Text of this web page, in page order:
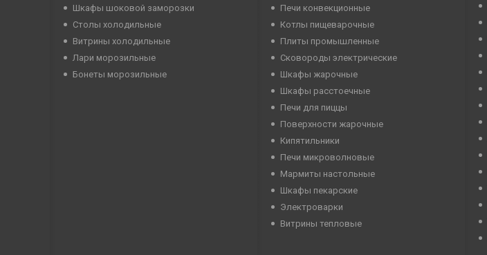
Шкафы шоковой заморозки
Столы холодильные
Витрины холодильные
Лари морозильные
Бонеты морозильные
Печи конвекционные
Котлы пищеварочные
Плиты промышленные
Сковороды электрические
Шкафы жарочные
Шкафы расстоечные
Печи для пиццы
Поверхности жарочные
Кипятильники
Печи микроволновые
Мармиты настольные
Шкафы пекарские
Электроварки
Витрины тепловые